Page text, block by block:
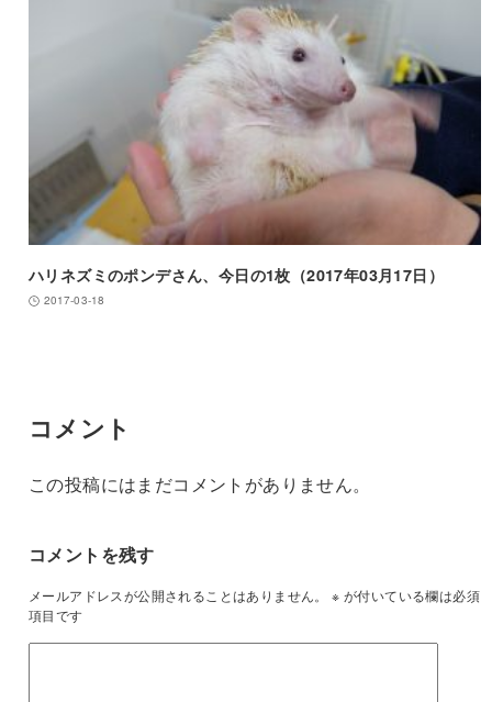
ハリネズミのポンデさん、今日の1枚（2017年03月17日）
2017-03-18
コメント
この投稿にはまだコメントがありません。
コメントを残す
メールアドレスが公開されることはありません。 ※ が付いている欄は必須
項目です